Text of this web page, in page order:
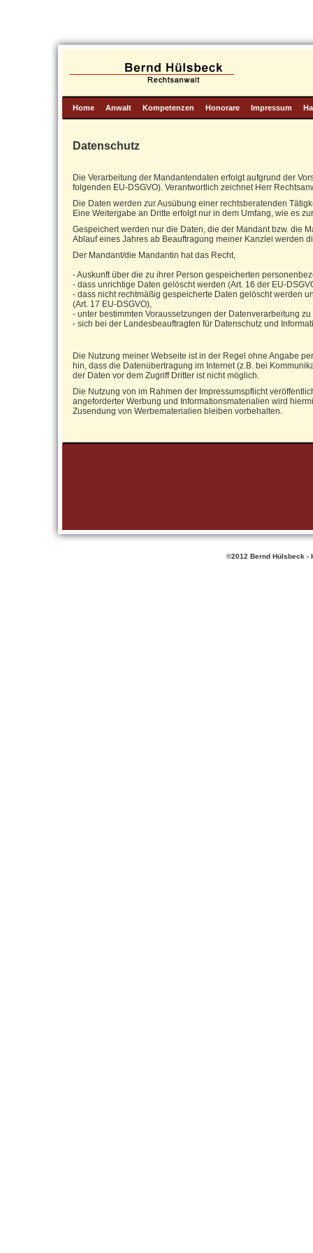
Home Anwalt Kompetenzen Honorare Impressum
Datenschutz
Die Verarbeitung der Mandantendaten erfolgt aufgrund der
folgenden EU-DSGVO). Verantwortlich zeichnet Herr
Die Daten werden zur Ausübung einer rechtsberatenden
Eine Weitergabe an Dritte erfolgt nur in dem Umfang, wie es
Gespeichert werden nur die Daten, die der Mandant bzw. die
Ablauf eines Jahres ab Beauftragung meiner Kanzlei werden
Der Mandant/die Mandantin hat das Recht,
- Auskunft über die zu ihrer Person gespeicherten
- dass unrichtige Daten gelöscht werden (Art. 16 der EU-
- dass nicht rechtmäßig gespeicherte Daten gelöscht werden
(Art. 17 EU-DSGVO),
- unter bestimmten Voraussetzungen der Datenverarbeitung
- sich bei der Landesbeauftragten für Datenschutz und
Die Nutzung meiner Webseite ist in der Regel ohne Angabe
hin, dass die Datenübertragung im Internet (z.B. bei
der Daten vor dem Zugriff Dritter ist nicht möglich.
Die Nutzung von im Rahmen der Impressumspflicht
angeforderter Werbung und Informationsmaterialien wird
Zusendung von Werbematerialien bleiben vorbehalten.
©2012 Bernd Hülsbeck -